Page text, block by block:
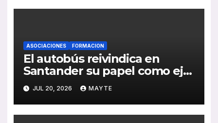
ASOCIACIONES FORMACION
El autobús reivindica en
Santander su papel como eje
de la movilidad sostenible y la
cohesión territorial
JUL 20, 2026 MAYTE